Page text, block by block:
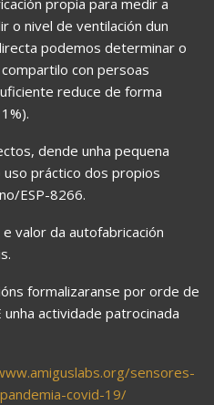
propia para medir a
o nivel de ventilación dun
podemos determinar o
con persoas
reduce de forma
dende unha pequena
práctico dos propios
ESP-8266.
valor da autofabricación
formalizaranse por orde de
actividade patrocinada
sensores-
covid-19/